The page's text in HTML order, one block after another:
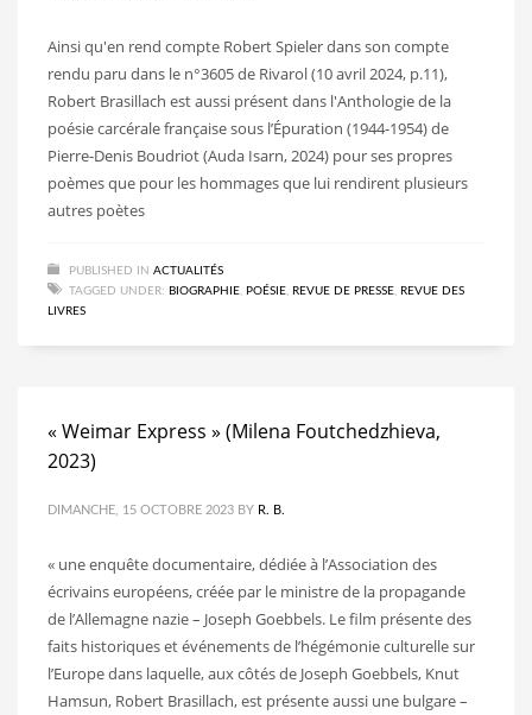
Ainsi qu'en rend compte Robert Spieler dans son compte
rendu paru dans le n°3605 de Rivarol (10 avril 2024, p.11),
Robert Brasillach est aussi présent dans l'Anthologie de la
poésie carcérale française sous l’Épuration (1944-1954) de
Pierre-Denis Boudriot (Auda Isarn, 2024) pour ses propres
poèmes que pour les hommages que lui rendirent plusieurs
autres poètes
PUBLISHED IN ACTUALITÉS
TAGGED UNDER: BIOGRAPHIE POÉSIE REVUE DE PRESSE REVUE DES
LIVRES
« Weimar Express » (Milena Foutchedzhieva,
2023)
DIMANCHE, 15 OCTOBRE 2023 BY R. B.
« une enquête documentaire, dédiée à l’Association des
écrivains européens, créée par le ministre de la propagande
de l’Allemagne nazie – Joseph Goebbels. Le film présente des
faits historiques et événements de l’hégémonie culturelle sur
l’Europe dans laquelle, aux côtés de Joseph Goebbels, Knut
Hamsun, Robert Brasillach, est présente aussi une bulgare –